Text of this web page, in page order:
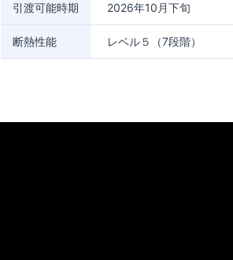
引渡可能時期 2026年10月下旬
断熱性能 レベル５（7段階）